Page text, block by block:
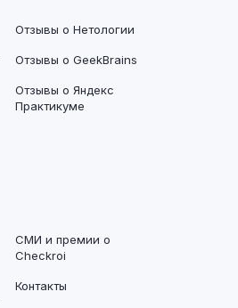
Отзывы о Нетологии
Отзывы о GeekBrains
Отзывы о Яндекс
Практикуме
СМИ и премии о
Checkroi
Контакты